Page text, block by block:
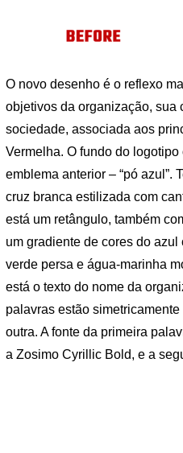
O novo desenho é o reflexo
objetivos da organização, sua
sociedade, associada aos
Vermelha. O fundo do
emblema anterior – “pó azul”.
cruz branca estilizada com
está um retângulo, também
um gradiente de cores do
verde persa e água-marinha
está o texto do nome da
palavras estão
outra. A fonte da primeira
a Zosimo Cyrillic Bold, e a